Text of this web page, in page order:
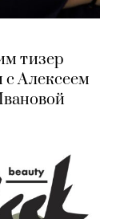
тизер
Алексеем